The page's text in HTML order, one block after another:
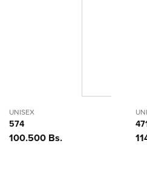
UNISEX
574
Precio
100.500 Bs.